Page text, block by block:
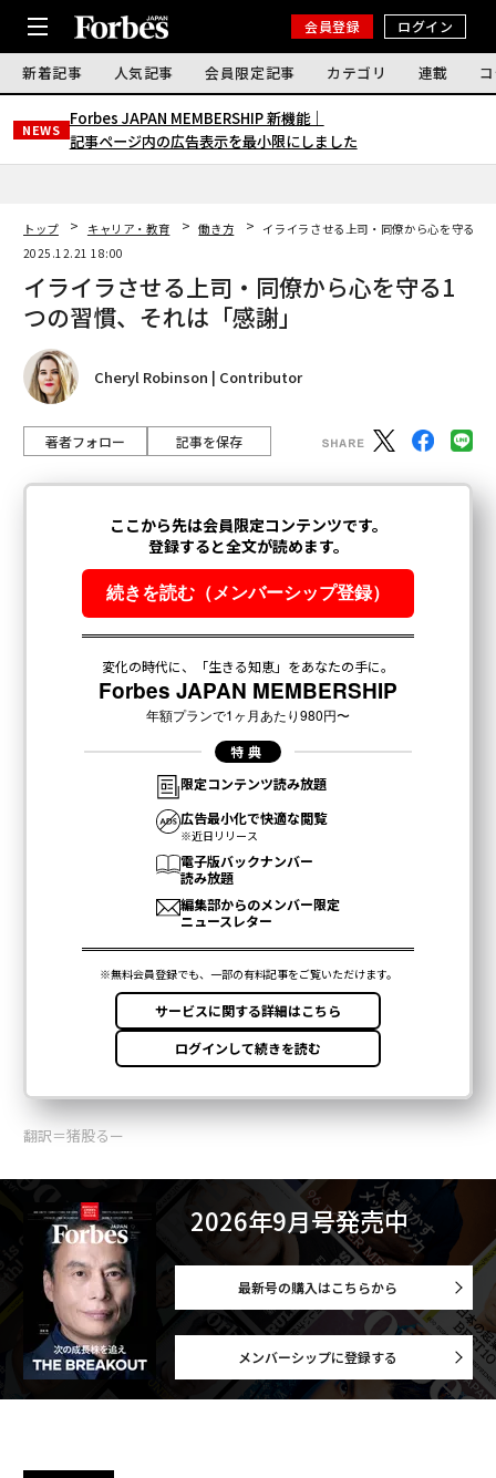
会員登録 ログイン
新着記事 人気記事 会員限定記事 カテゴリ 連載
NEWS
Forbes JAPAN MEMBERSHIP 新機能｜
記事ページ内の広告表示を最小限にしました
トップ キャリア・教育 働き方
イライラさせる上司・同僚から心を守る1
2025.12.21 18:00
イライラさせる上司・同僚から心を守る1
つの習慣、それは「感謝」
Cheryl Robinson | Contributor
著者フォロー 記事を保存
翻訳＝猪股るー
2026年9月号発売中
最新号の購入はこちらから
メンバーシップに登録する